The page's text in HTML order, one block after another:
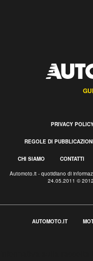
PRIVACY
REGOLE DI
CHI SIAMO CONTATTI
Automoto.it - quotidiano di
24.05.2011 ©
AUTOMOTO.IT